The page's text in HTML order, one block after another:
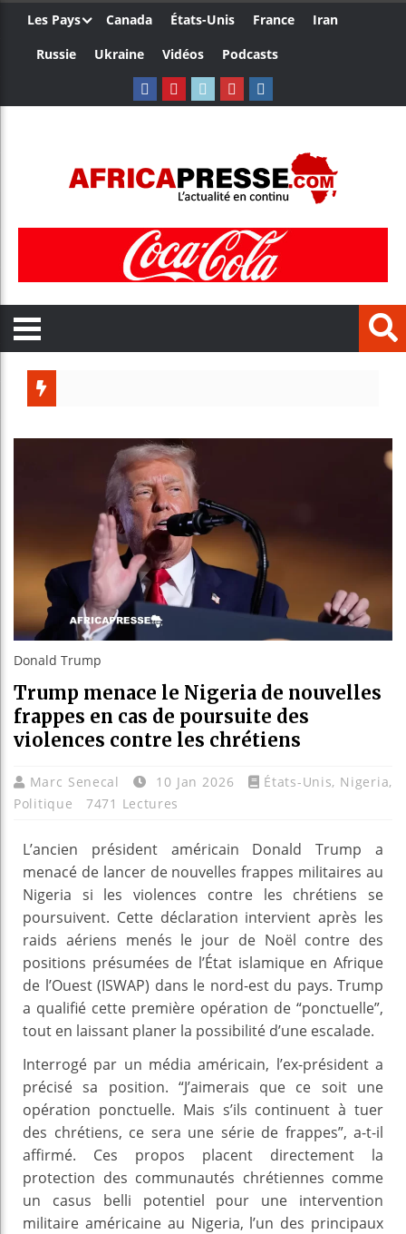
Les Pays Canada États-Unis France
Iran
Russie
Ukraine Vidéos Podcasts
Bénin :
Donald Trump
Trump menace le Nigeria de nouvelles
frappes en cas de poursuite des
violences contre les chrétiens
Marc Senecal 10 Jan 2026 États-Unis, Nigeria,
Politique
7471 Lectures
L’ancien président américain Donald Trump a
menacé de lancer de nouvelles frappes militaires au
Nigeria si les violences contre les chrétiens se
poursuivent. Cette déclaration intervient après les
raids aériens menés le jour de Noël contre des
positions présumées de l’État islamique en Afrique
de l’Ouest (ISWAP) dans le nord-est du pays. Trump
a qualifié cette première opération de “ponctuelle”,
tout en laissant planer la possibilité d’une escalade.
Interrogé par un média américain, l’ex-président a
précisé sa position. “J’aimerais que ce soit une
opération ponctuelle. Mais s’ils continuent à tuer
des chrétiens, ce sera une série de frappes”, a-t-il
affirmé. Ces propos placent directement la
protection des communautés chrétiennes comme
un casus belli potentiel pour une intervention
militaire américaine au Nigeria, l’un des principaux